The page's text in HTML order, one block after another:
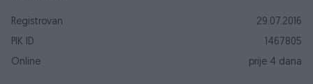
Registrovan
29.07.2016
PIK ID
1467805
Online
prije 4 dana